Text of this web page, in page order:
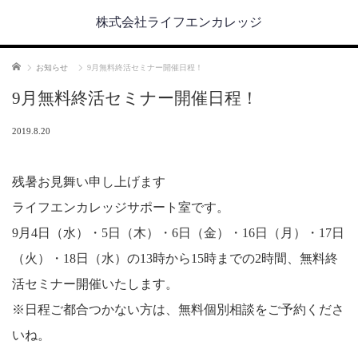
株式会社ライフエンカレッジ
ホーム お知らせ 9月無料終活セミナー開催日程！
9月無料終活セミナー開催日程！
2019.8.20
残暑お見舞い申し上げます
ライフエンカレッジサポート室です。
9月4日（水）・5日（木）・6日（金）・16日（月）・17日
（火）・18日（水）の13時から15時までの2時間、無料終
活セミナー開催いたします。
※日程ご都合つかない方は、無料個別相談をご予約くださ
いね。